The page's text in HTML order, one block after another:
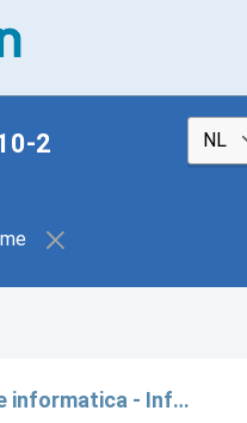
2
in de zorg - Deel 2: Beheersmaatregelen